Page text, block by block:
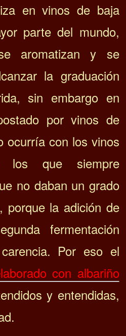
en vinos de baja
parte del mundo,
aromatizan y se
la graduación
sin embargo en
por vinos de
ocurría con los vinos
los que siempre
no daban un grado
porque la adición de
fermentación
Por eso el
con albariño
y entendidas,